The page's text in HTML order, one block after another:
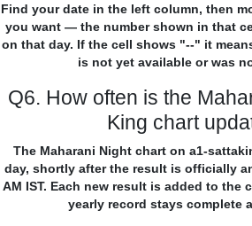
Find your date in the left column, then
you want — the number shown in that
on that day. If the cell shows "--" it
is not yet available or was
Q6. How often is the
King chart
The Maharani Night chart on a1-
day, shortly after the result is officially
AM IST. Each new result is added to the
yearly record stays complete